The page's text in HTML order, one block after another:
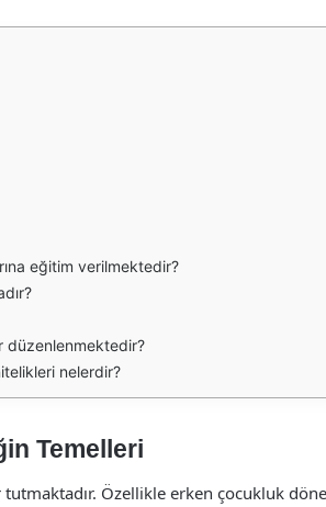
eğitim verilmektedir?
düzenlenmektedir?
nelerdir?
Temelleri
Özellikle erken çocukluk